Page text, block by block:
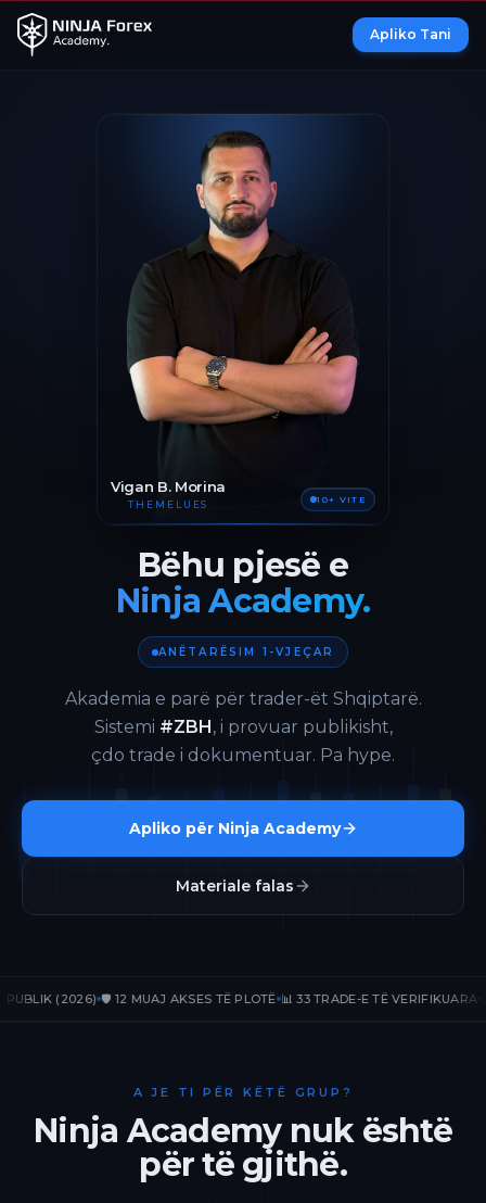
Apliko Tani
Vigan B. Morina
THEMELUES 10+ VITE
Bëhu pjesë e
Ninja Academy.
ANËTARËSIM 1-VJEÇAR
Akademia e parë për trader-ët Shqiptarë.
Sistemi #ZBH, i provuar publikisht,
çdo trade i dokumentuar. Pa hype.
Apliko për Ninja Academy
Materiale falas
(2026) 🛡️ 12 MUAJ AKSES TË PLOTË 📊 33 TRADE-E TË VERIFIKUARA 📈
A JE TI PËR KËTË GRUP?
Ninja Academy nuk është
për të gjithë.